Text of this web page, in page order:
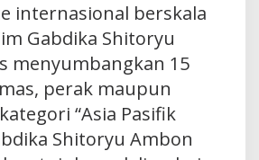
internasional berskala
Gabdika Shitoryu
menyumbangkan 15
perak maupun
“Asia Pasifik
Shitoryu Ambon